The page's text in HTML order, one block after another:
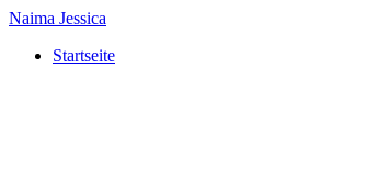
Naima Jessica
Startseite